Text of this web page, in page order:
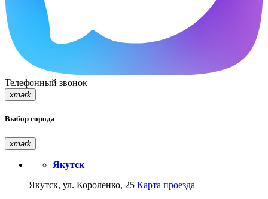
Телефонный звонок
xmark
Выбор города
xmark
Якутск
Якутск, ул. Короленко, 25 Карта проезда